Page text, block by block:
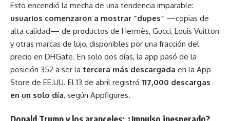
Esto encendió la mecha de una tendencia imparable:
usuarios comenzaron a mostrar “dupes” —copias de
alta calidad— de productos de Hermès, Gucci, Louis Vuitton
y otras marcas de lujo, disponibles por una fracción del
precio en DHGate. En solo dos días, la app pasó de la
posición 352 a ser la tercera más descargada en la App
Store de EE.UU. El 13 de abril registró 117,000 descargas
en un solo día, según Appfigures.
Donald Trump y los aranceles: ¿Impulso inesperado?